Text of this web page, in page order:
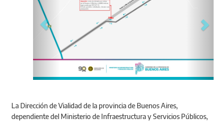
La Dirección de Vialidad de la provincia de Buenos Aires,
dependiente del Ministerio de Infraestructura y Servicios Públicos,